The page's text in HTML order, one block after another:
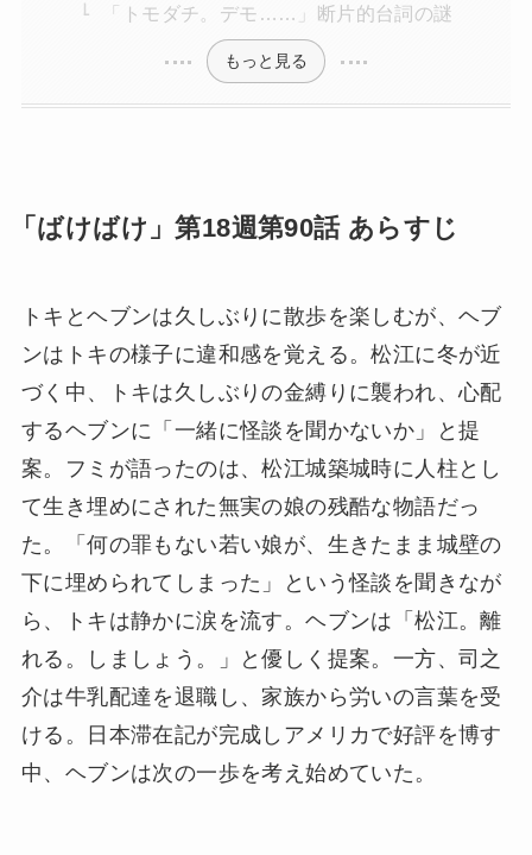
「トモダチ。デモ……」断片的台詞の謎
もっと見る
「ばけばけ」第18週第90話 あらすじ
トキとヘブンは久しぶりに散歩を楽しむが、ヘブ
ンはトキの様子に違和感を覚える。松江に冬が近
づく中、トキは久しぶりの金縛りに襲われ、心配
するヘブンに「一緒に怪談を聞かないか」と提
案。フミが語ったのは、松江城築城時に人柱とし
て生き埋めにされた無実の娘の残酷な物語だっ
た。「何の罪もない若い娘が、生きたまま城壁の
下に埋められてしまった」という怪談を聞きなが
ら、トキは静かに涙を流す。ヘブンは「松江。離
れる。しましょう。」と優しく提案。一方、司之
介は牛乳配達を退職し、家族から労いの言葉を受
ける。日本滞在記が完成しアメリカで好評を博す
中、ヘブンは次の一歩を考え始めていた。